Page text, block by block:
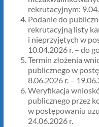
rekrutacyjnym:
Podanie do
rekrutacyjną listy
i nieprzyjętych w
10.04.2026 r. – do
Termin złożenia
publicznego w
8.06.2026 r. –
Weryfikacja
publicznego przez
w postępowaniu
24.06.2026 r.